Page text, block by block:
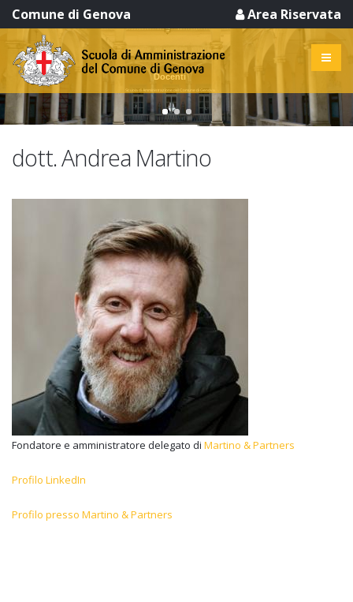
Comune di Genova Area Riservata
Docenti
Scuola di Amministrazione del Comune di Genova
dott. Andrea Martino
Fondatore e amministratore delegato di Martino & Partners
Profilo LinkedIn
Profilo presso Martino & Partners